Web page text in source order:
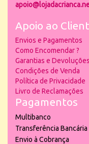
Apoio ao
Envios e Pagamentos
Como Encomendar ?
Garantias e Devoluções
Condições de Venda
Política de Privacidade
Livro de Reclamações
Pagamentos
Multibanco
Transferência Bancária
Envio à Cobrança